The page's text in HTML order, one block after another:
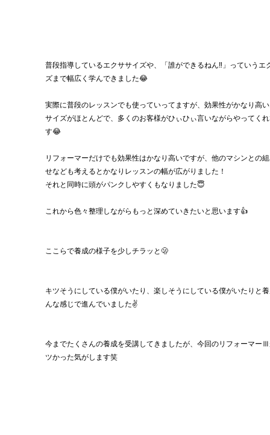
普段指導しているエクササイズや、「誰ができるねん‼︎」っていうエ
ズまで幅広く学んできました😂
実際に普段のレッスンでも使っていってますが、効果性がかなり高
サイズがほとんどで、多くのお客様がひぃひぃ言いながらやってく
す😂
リフォーマーだけでも効果性はかなり高いですが、他のマシンとの
せなども考えるとかなりレッスンの幅が広がりました！
それと同時に頭がパンクしやすくもなりました😇
これから色々整理しながらもっと深めていきたいと思います👍
ここらで養成の様子を少しチラッと🫢
キツそうにしている僕がいたり、楽しそうにしている僕がいたりと
んな感じで進んでいました✌️
今までたくさんの養成を受講してきましたが、今回のリフォーマー
ツかった気がします笑